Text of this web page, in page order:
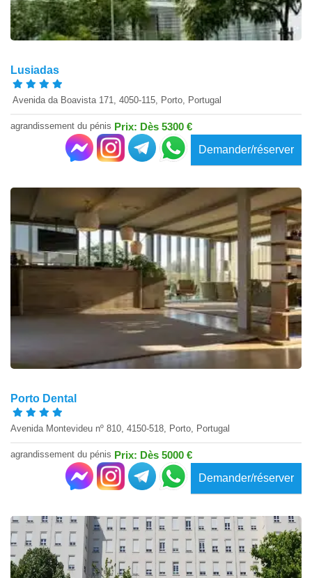
Lusiadas
​ Avenida da Boavista 171, 4050-115, Porto​, Portugal
agrandissement du pénis Prix: Dès 5300 €
Demander/réserver
Porto Dental
Avenida Montevideu nº 810, 4150-518, Porto, Portugal
agrandissement du pénis Prix: Dès 5000 €
Demander/réserver